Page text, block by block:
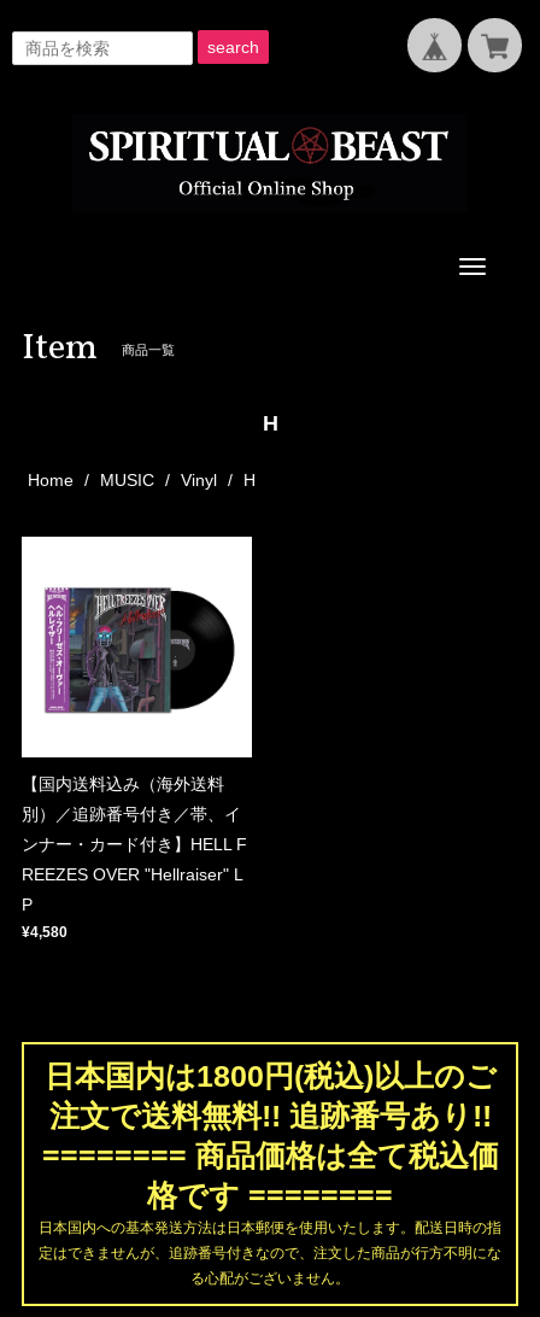
search
Toggle
Item 商品一覧
H
Home MUSIC Vinyl H
【国内送料込み（海外送料
別）／追跡番号付き／帯、イ
ンナー・カード付き】HELL F
REEZES OVER "Hellraiser" L
P
¥4,580
日本国内は1800円(税込)以上のご
注文で送料無料!! 追跡番号あり!!
======== 商品価格は全て税込価
格です ========
日本国内への基本発送方法は日本郵便を使用いたします。配送日時の指
定はできませんが、追跡番号付きなので、注文した商品が行方不明にな
る心配がございません。